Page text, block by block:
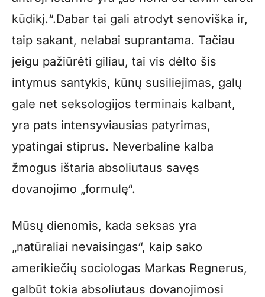
kūdikį.“.Dabar tai gali atrodyt senoviška ir,
taip sakant, nelabai suprantama. Tačiau
jeigu pažiūrėti giliau, tai vis dėlto šis
intymus santykis, kūnų susiliejimas, galų
gale net seksologijos terminais kalbant,
yra pats intensyviausias patyrimas,
ypatingai stiprus. Neverbaline kalba
žmogus ištaria absoliutaus savęs
dovanojimo „formulę“.
Mūsų dienomis, kada seksas yra
„natūraliai nevaisingas“, kaip sako
amerikiečių sociologas Markas Regnerus,
galbūt tokia absoliutaus dovanojimosi